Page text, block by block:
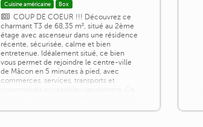
Cuisine américaine
Box
COUP DE COEUR !!! Découvrez ce
charmant T3 de 68,35 m², situé au 2ème
étage avec ascenseur dans une résidence
récente, sécurisée, calme et bien
entretenue. Idéalement situé, ce bien
vous permet de rejoindre le centre-ville
de Mâcon en 5 minutes à pied, avec
commerces, services, transports et